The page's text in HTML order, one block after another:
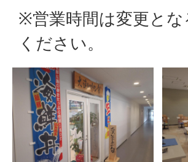
※営業時間は変更と
ください。